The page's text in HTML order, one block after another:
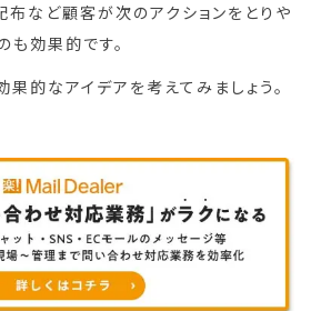
布など顧客が次のアクションをとりや
も効果的です。
果的なアイデアを考えてみましょう。